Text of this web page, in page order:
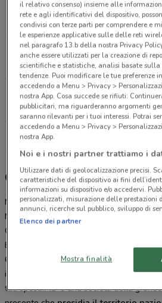
Via Guglielmo Oberdan, 35
2.4 km
CHIUSO
Viale Europa, 28 Treviolo
3.1 km
CHIUSO
Via Brembo, 14 Dalmine
5 km
CHIUSO
Gli sconti del nuovo
MD è presente in vari punti della città: lo
Morlana 6 Dalmine, Via Aldo Moro 12
Oberdan 35 Azzano San Paolo, Viale
Brembo 14 Dalmine, Via Borgo Palazzo
61 Bergamo, Via Milano 9 Osio Sotto.
i giorni dal Lunedì alla Domenica e
tua spesa.MDè una società della
il relativo consenso) insieme alle
rete e agli identificativi del dispositivo,
condivisi con terze parti per comprendere e
le esperienze applicative sulle delle reti
nel paragrafo 13.b della nostra Privacy
anche essere utilizzati per la creazione di
scientifiche e statistiche, analisi basate
tendenze. Puoi modificare le tue preferenze
accedendo a Menu > Privacy >
nostra App. Cosa succede se rifiuti:
pubblicitari, ma riguarderanno argomenti
saranno rilevanti per i tuoi interessi. Potrai
accedendo a Menu > Privacy >
nostra App.
Noi e i nostri partner trattiamo i
Utilizzare dati di geolocalizzazione precisi.
caratteristiche del dispositivo ai fini
informazioni su dispositivo e/o accedervi.
personalizzati, misurazione delle prestazioni
annunci, ricerche sul pubblico, sviluppo di
Elenco dei partner
Mostra finalità